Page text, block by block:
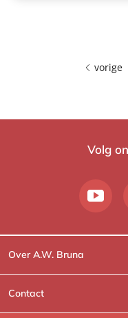
vorige
Volg
Over A.W. Bruna
Wat wij doen
Wie is Wie?
Contact